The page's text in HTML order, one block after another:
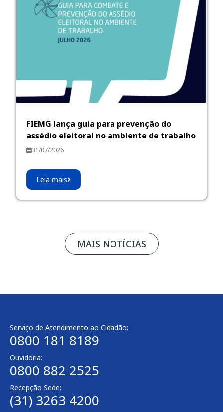
FIEMG lança guia para prevenção do
assédio eleitoral no ambiente de trabalho
31/07/2026
Leia mais
MAIS NOTÍCIAS
Serviço de Atendimento ao Cidadão:
0800 181 8189
Ouvidoria:
0800 882 2525
Recepção Sede:
(31) 3263 4200